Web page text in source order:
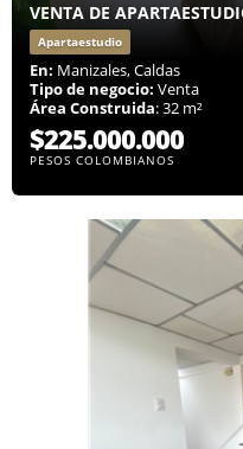
VENTA DE
Apartaestudio
En: Manizales, Caldas
Tipo de negocio: Venta
Área Construida: 32 m²
$225.000.000
PESOS COLOMBIANOS